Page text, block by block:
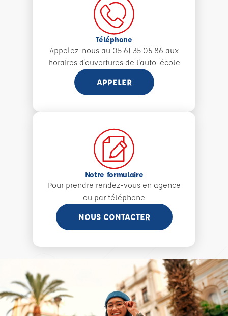
Téléphone
Appelez-nous au 05 61 35 05 86 aux
horaires d'ouvertures de l'auto-école
APPELER
Notre formulaire
Pour prendre rendez-vous en agence
ou par téléphone
NOUS CONTACTER